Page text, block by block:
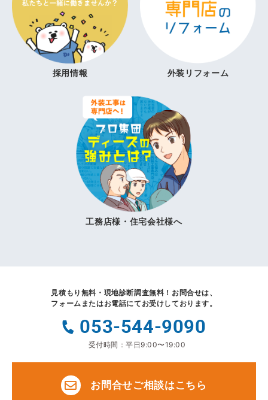
採用情報 外装リフォーム
工務店様・住宅会社様へ
見積もり無料・現地診断調査無料！ お問合せは、
フォームまたはお電話にてお受けしております。
053-544-9090
受付時間：平日9:00〜19:00
お問合せご相談はこちら